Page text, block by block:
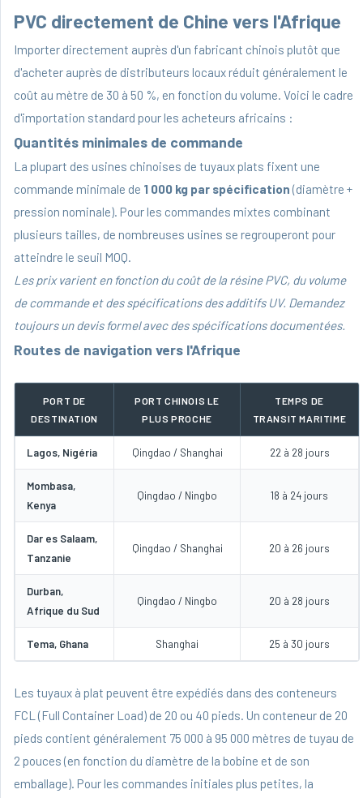
PVC directement de Chine vers l'Afrique
Importer directement auprès d'un fabricant chinois plutôt que
d'acheter auprès de distributeurs locaux réduit généralement le
coût au mètre de 30 à 50 %, en fonction du volume. Voici le cadre
d'importation standard pour les acheteurs africains :
Quantités minimales de commande
La plupart des usines chinoises de tuyaux plats fixent une
commande minimale de 1 000 kg par spécification (diamètre +
pression nominale). Pour les commandes mixtes combinant
plusieurs tailles, de nombreuses usines se regrouperont pour
atteindre le seuil MOQ.
Les prix varient en fonction du coût de la résine PVC, du volume
de commande et des spécifications des additifs UV. Demandez
toujours un devis formel avec des spécifications documentées.
Routes de navigation vers l'Afrique
PORT DE
DESTINATION
PORT CHINOIS LE
PLUS PROCHE
TEMPS DE
TRANSIT MARITIME
Lagos, Nigéria Qingdao / Shanghai 22 à 28 jours
Mombasa,
Kenya
Qingdao / Ningbo 18 à 24 jours
Dar es Salaam,
Tanzanie
Qingdao / Shanghai 20 à 26 jours
Durban,
Afrique du Sud
Qingdao / Ningbo 20 à 28 jours
Tema, Ghana Shanghai 25 à 30 jours
Les tuyaux à plat peuvent être expédiés dans des conteneurs
FCL (Full Container Load) de 20 ou 40 pieds. Un conteneur de 20
pieds contient généralement 75 000 à 95 000 mètres de tuyau de
2 pouces (en fonction du diamètre de la bobine et de son
emballage). Pour les commandes initiales plus petites, la